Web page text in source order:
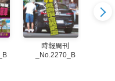
時報周刊
_No.2270_B